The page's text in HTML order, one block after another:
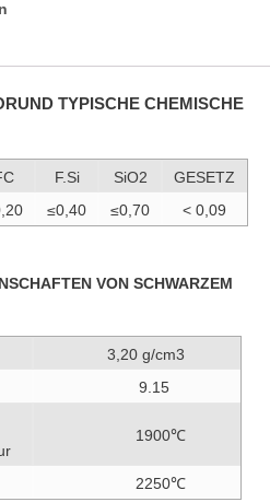
TYPISCHE CHEMISCHE
F.Si SiO2
GESETZ
≤0,40 ≤0,70 < 0,09
VON SCHWARZEM
3,20 g/cm3
9.15
1900℃
2250℃